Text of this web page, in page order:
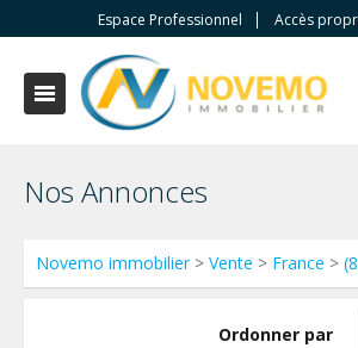
Espace Professionnel Accès
Nos Annonces
Novemo immobilier> Vente > France >
Ordonner par